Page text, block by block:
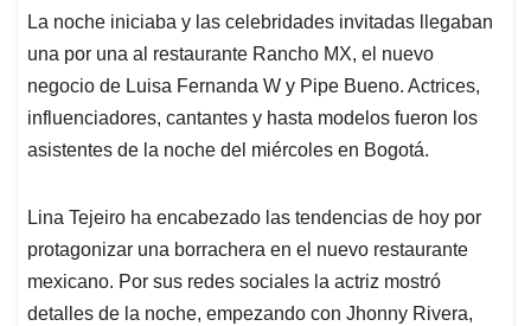
s
A
p
p
b
o
o
k
e
d
I
n
l
a
d
s
La noche iniciaba y las celebridades invitadas llegaban
una por una al restaurante Rancho MX, el nuevo
negocio de Luisa Fernanda W y Pipe Bueno. Actrices,
influenciadores, cantantes y hasta modelos fueron los
asistentes de la noche del miércoles en Bogotá.
Lina Tejeiro ha encabezado las tendencias de hoy por
protagonizar una borrachera en el nuevo restaurante
mexicano. Por sus redes sociales la actriz mostró
detalles de la noche, empezando con Jhonny Rivera,